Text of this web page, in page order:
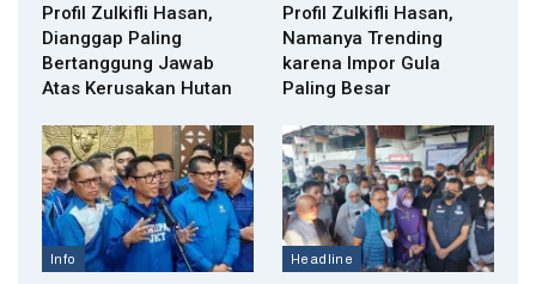
Profil Zulkifli Hasan,
Dianggap Paling
Bertanggung Jawab
Atas Kerusakan Hutan
Profil Zulkifli Hasan,
Namanya Trending
karena Impor Gula
Paling Besar
Info Headline